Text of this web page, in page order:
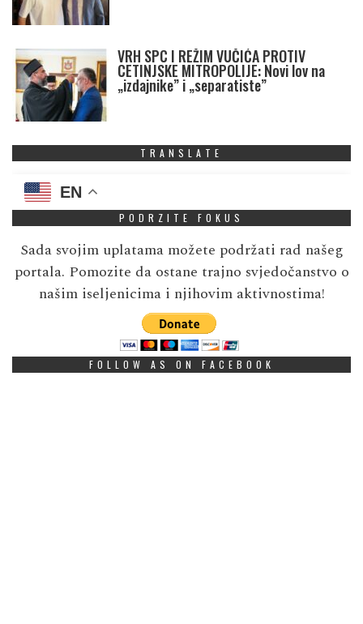
VRH SPC I REŽIM VUČIĆA PROTIV
CETINJSKE MITROPOLIJE: Novi lov na
„izdajnike” i „separatiste”
TRANSLATE
EN
PODRZITE FOKUS
Sada svojim uplatama možete podržati rad našeg
portala. Pomozite da ostane trajno svjedočanstvo o
našim iseljenicima i njihovim aktivnostima!
FOLLOW AS ON FACEBOOK